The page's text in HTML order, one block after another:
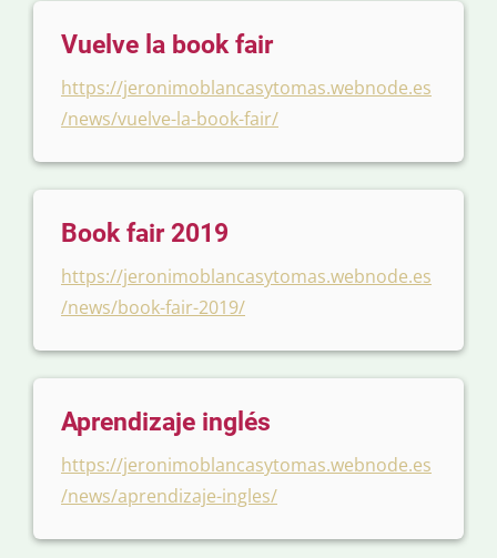
Vuelve la book fair
https://jeronimoblancasytomas.webnode.es
/news/vuelve-la-book-fair/
Book fair 2019
https://jeronimoblancasytomas.webnode.es
/news/book-fair-2019/
Aprendizaje inglés
https://jeronimoblancasytomas.webnode.es
/news/aprendizaje-ingles/